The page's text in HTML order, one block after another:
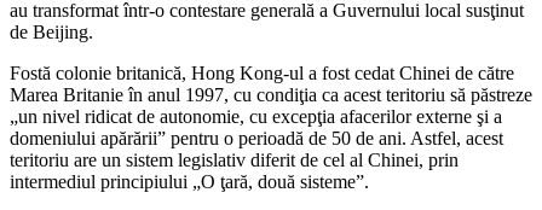
au transformat într-o contestare generală a Guvernului local susţinut
de Beijing.
Fostă colonie britanică, Hong Kong-ul a fost cedat Chinei de către
Marea Britanie în anul 1997, cu condiţia ca acest teritoriu să păstreze
„un nivel ridicat de autonomie, cu excepţia afacerilor externe şi a
domeniului apărării” pentru o perioadă de 50 de ani. Astfel, acest
teritoriu are un sistem legislativ diferit de cel al Chinei, prin
intermediul principiului „O ţară, două sisteme”.